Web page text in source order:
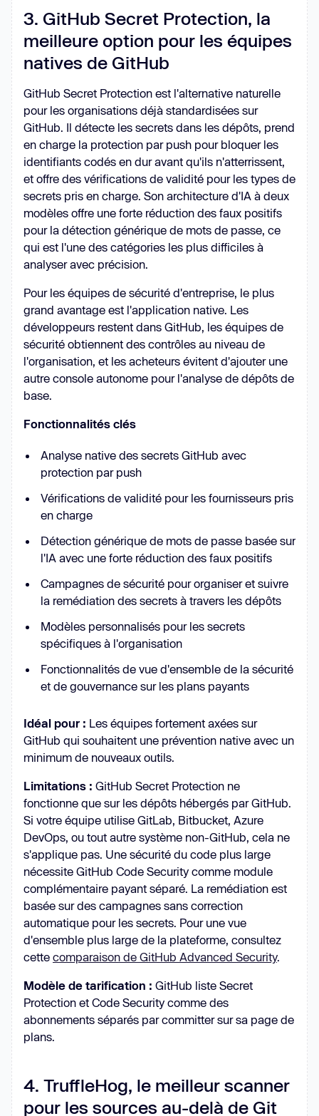
3. GitHub Secret Protection, la
meilleure option pour les équipes
natives de GitHub
GitHub Secret Protection est l'alternative naturelle
pour les organisations déjà standardisées sur
GitHub. Il détecte les secrets dans les dépôts, prend
en charge la protection par push pour bloquer les
identifiants codés en dur avant qu'ils n'atterrissent,
et offre des vérifications de validité pour les types de
secrets pris en charge. Son architecture d'IA à deux
modèles offre une forte réduction des faux positifs
pour la détection générique de mots de passe, ce
qui est l'une des catégories les plus difficiles à
analyser avec précision.
Pour les équipes de sécurité d'entreprise, le plus
grand avantage est l'application native. Les
développeurs restent dans GitHub, les équipes de
sécurité obtiennent des contrôles au niveau de
l'organisation, et les acheteurs évitent d'ajouter une
autre console autonome pour l'analyse de dépôts de
base.
Fonctionnalités clés
Analyse native des secrets GitHub avec
protection par push
Vérifications de validité pour les fournisseurs pris
en charge
Détection générique de mots de passe basée sur
l'IA avec une forte réduction des faux positifs
Campagnes de sécurité pour organiser et suivre
la remédiation des secrets à travers les dépôts
Modèles personnalisés pour les secrets
spécifiques à l'organisation
Fonctionnalités de vue d'ensemble de la sécurité
et de gouvernance sur les plans payants
Idéal pour : Les équipes fortement axées sur
GitHub qui souhaitent une prévention native avec un
minimum de nouveaux outils.
Limitations : GitHub Secret Protection ne
fonctionne que sur les dépôts hébergés par GitHub.
Si votre équipe utilise GitLab, Bitbucket, Azure
DevOps, ou tout autre système non-GitHub, cela ne
s'applique pas. Une sécurité du code plus large
nécessite GitHub Code Security comme module
complémentaire payant séparé. La remédiation est
basée sur des campagnes sans correction
automatique pour les secrets. Pour une vue
d'ensemble plus large de la plateforme, consultez
cette comparaison de GitHub Advanced Security.
Modèle de tarification : GitHub liste Secret
Protection et Code Security comme des
abonnements séparés par committer sur sa page de
plans.
4. TruffleHog, le meilleur scanner
pour les sources au-delà de Git